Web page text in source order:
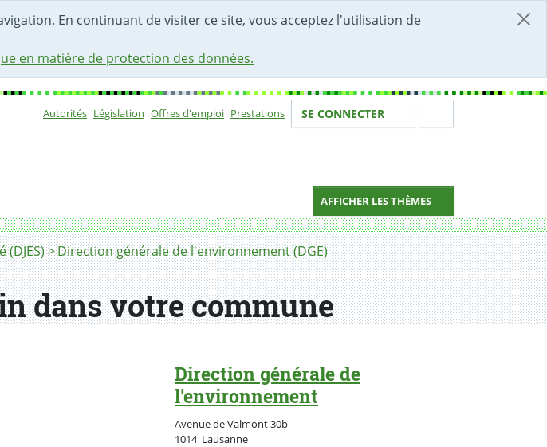
En continuant de visiter ce site, vous acceptez l'utilisation de
en matière de protection des données.
Autorités Législation Offres d'emploi Prestations Votre identité
SE CONNECTER
AFFICHER LES THÈMES
Direction générale de l'environnement (DGE)
dans votre commune
Direction générale de
l'environnement
Avenue de Valmont 30b
1014 LausanneSuisse